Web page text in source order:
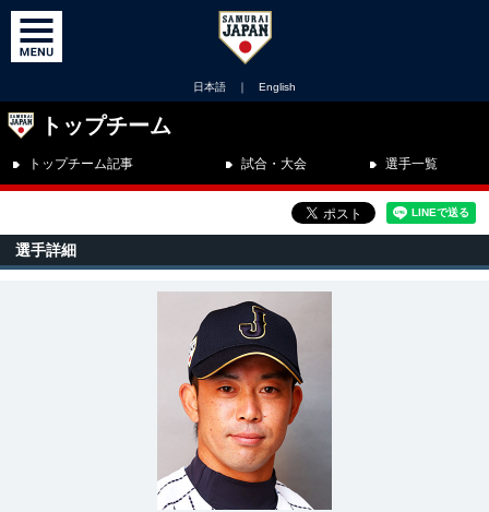
日本語 ｜ English
トップチーム
トップチーム記事 試合・大会 選手一覧
選手詳細